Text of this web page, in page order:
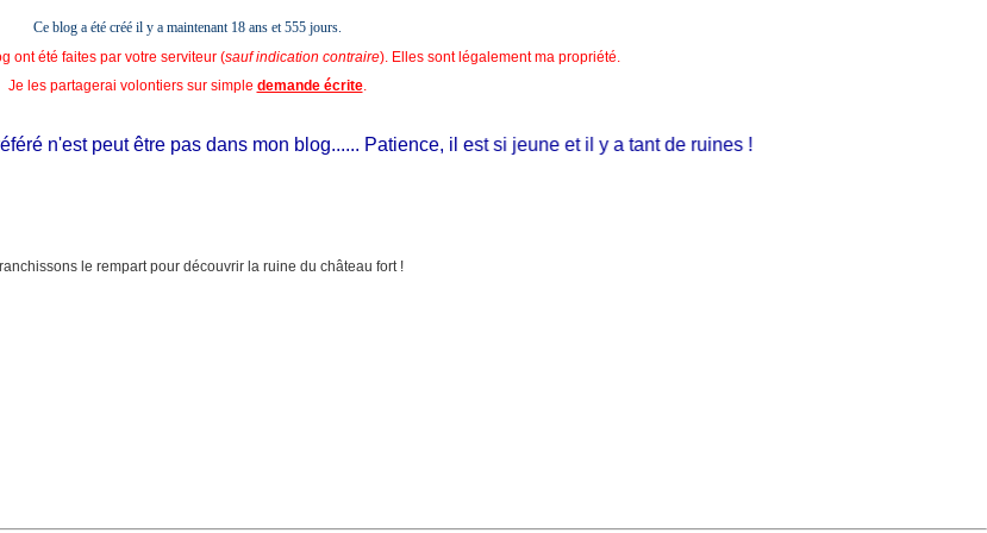
Ce blog a été créé il y a maintenant 18 ans et555 jours.
ont été faites par votre serviteur (sauf indication contraire). Elles sont légalement ma propriété.
Je les partagerai volontiers sur simple demande écrite.
n'est peut être pas dans mon blog...... Patience, il est si jeune et il y a tant de ruines !